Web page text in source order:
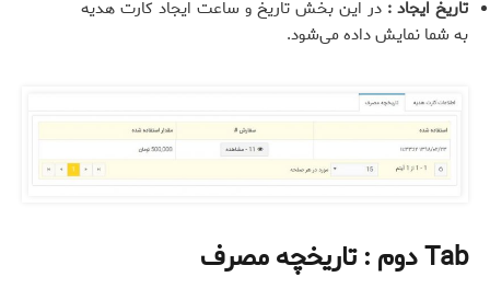
تاریخ ایجاد : در این بخش تاریخ و ساعت ایجاد کارت هدیه
به شما نمایش داده می‌شود.
Tab دوم : تاریخچه مصرف